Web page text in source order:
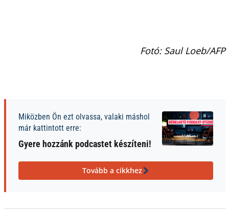
Fotó: Saul Loeb/AFP
Miközben Ön ezt olvassa, valaki máshol
már kattintott erre:
Gyere hozzánk podcastet készíteni!
Tovább a cikkhez